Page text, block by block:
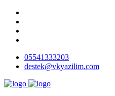
05541333203
destek@vkyazilim.com